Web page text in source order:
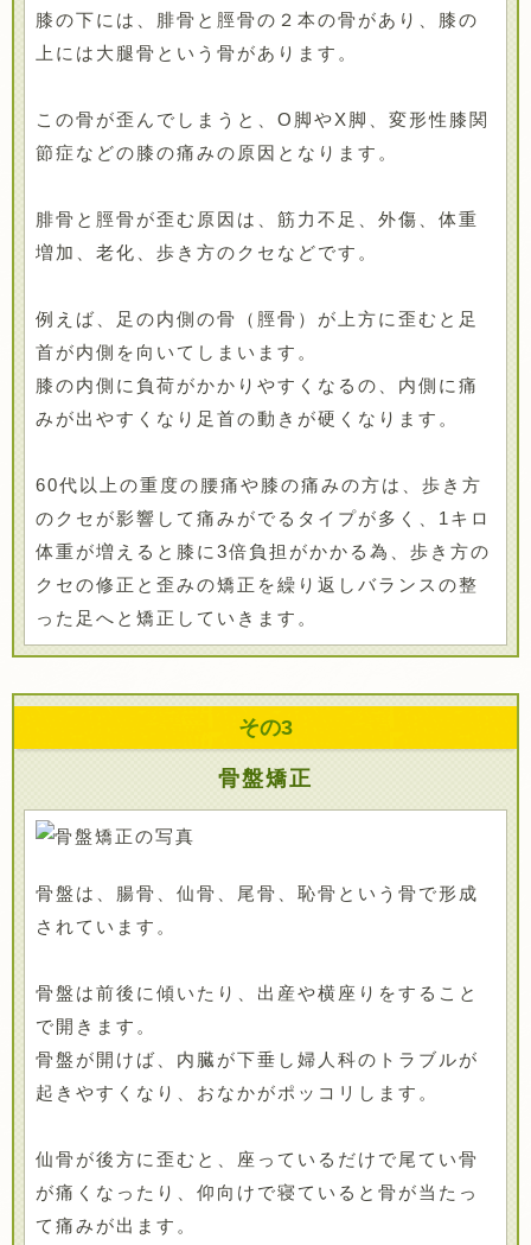
膝の下には、腓骨と脛骨の２本の骨があり、膝の
上には大腿骨という骨があります。
この骨が歪んでしまうと、O脚やX脚、変形性膝関
節症などの膝の痛みの原因となります。
腓骨と脛骨が歪む原因は、筋力不足、外傷、体重
増加、老化、歩き方のクセなどです。
例えば、足の内側の骨（脛骨）が上方に歪むと足
首が内側を向いてしまいます。
膝の内側に負荷がかかりやすくなるの、内側に痛
みが出やすくなり足首の動きが硬くなります。
60代以上の重度の腰痛や膝の痛みの方は、歩き方
のクセが影響して痛みがでるタイプが多く、1キロ
体重が増えると膝に3倍負担がかかる為、歩き方の
クセの修正と歪みの矯正を繰り返しバランスの整
った足へと矯正していきます。
その3
骨盤矯正
骨盤は、腸骨、仙骨、尾骨、恥骨という骨で形成
されています。
骨盤は前後に傾いたり、出産や横座りをすること
で開きます。
骨盤が開けば、内臓が下垂し婦人科のトラブルが
起きやすくなり、おなかがポッコリします。
仙骨が後方に歪むと、座っているだけで尾てい骨
が痛くなったり、仰向けで寝ていると骨が当たっ
て痛みが出ます。